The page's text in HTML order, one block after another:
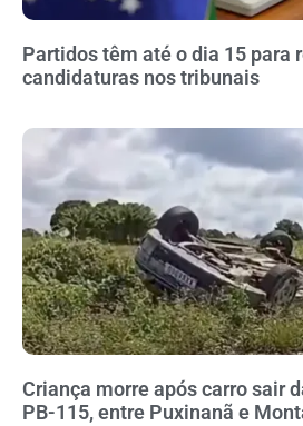
Partidos têm até o dia 15 para
candidaturas nos tribunais
Criança morre após carro sair
PB-115, entre Puxinanã e